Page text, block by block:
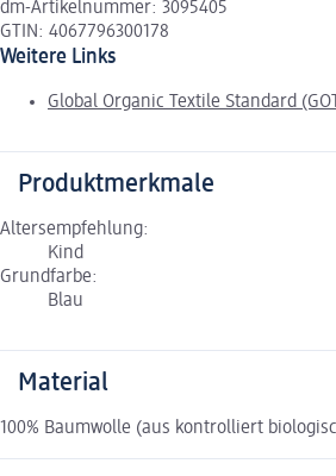
dm-Artikelnummer: 3095405
GTIN: 4067796300178
Weitere Links
Global Organic Textile Standard
Produktmerkmale
Altersempfehlung:
Kind
Grundfarbe:
Blau
Material
100% Baumwolle (aus kontrolliert